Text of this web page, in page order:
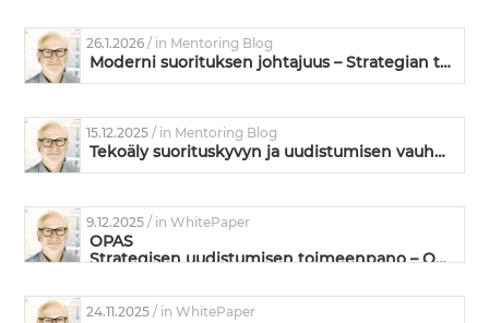
26.1.2026/ in Mentoring Blog
Moderni suorituksen johtajuus – Strategian toimeenpanoa ja kyvykkyyden kehittämistä
15.12.2025/ in Mentoring Blog
Tekoäly suorituskyvyn ja uudistumisen vauhdittajana
9.12.2025/ in WhitePaper
OPAS
Strategisen uudistumisen toimeenpano – Omistautuneiden ja suorituskykyisten tiimien valmentaminen
24.11.2025/ in WhitePaper